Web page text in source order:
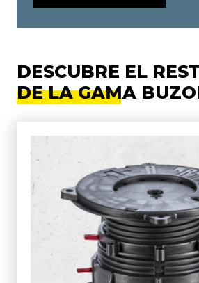
DESCUBRE EL
DE LA GAMA